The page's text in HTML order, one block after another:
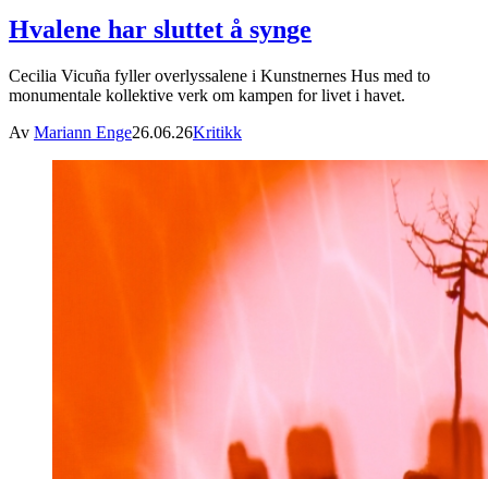
Hvalene har sluttet å synge
Cecilia Vicuña fyller overlyssalene i Kunstnernes Hus med to
monumentale kollektive verk om kampen for livet i havet.
Av Mariann Enge26.06.26Kritikk